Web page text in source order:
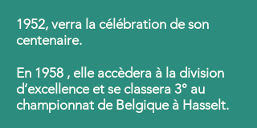
1952, verra la célébration de son
centenaire.
En 1958 , elle accèdera à la division
d’excellence et se classera 3° au
championnat de Belgique à Hasselt.